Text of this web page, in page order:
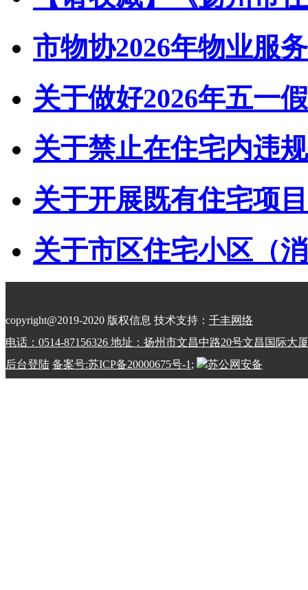
市物协2026年物业服
关于做好2026年五一
关于禁止在住宅内违
关于开展既有住宅项
关于市区住宅小区（
copyright@2019-2020 版权信息 技术支持： 千丰网络
电话：0514-87156326 地址：扬州市文昌中路20号文昌国际大厦
后台登陆 备案号:苏ICP备20000675号-1;
苏公网安备